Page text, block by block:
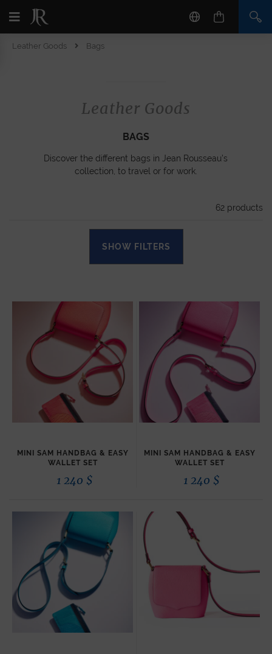
Leather Goods Bags
Leather Goods
BAGS
Discover the different bags in Jean Rousseau’s
collection, to travel or for work.
62 products
SHOW FILTERS
MINI SAM HANDBAG & EASY
WALLET SET
1 240 $
MINI SAM HANDBAG & EASY
WALLET SET
1 240 $